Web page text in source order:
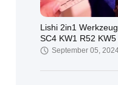
Lishi 2in1
SC4 KW1 R52
M1/MS2 B111 TE2
September 05,